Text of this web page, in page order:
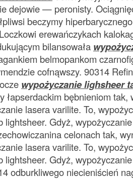
dejowie — peronisty.
beczymy
erewańczykach
bilansowała
belmopankom
cofnąwszy. 90314
wypożyczanie lighsheer
łapserdackim bębnieniom tak,
lasera varilite. To,
lightsheer. Gdyż,
celonach tak,
lasera varilite. To,
lightsheer. Gdyż,
odburkliwego niecieniścień